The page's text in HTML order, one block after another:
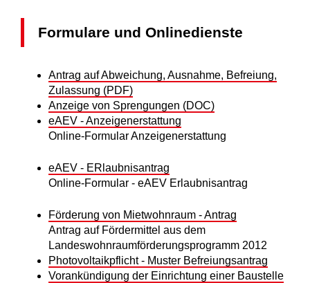
Formulare und Onlinedienste
Antrag auf Abweichung, Ausnahme, Befreiung,
Zulassung (PDF)
Anzeige von Sprengungen (DOC)
eAEV - Anzeigenerstattung
Online-Formular Anzeigenerstattung
eAEV - ERlaubnisantrag
Online-Formular - eAEV Erlaubnisantrag
Förderung von Mietwohnraum - Antrag
Antrag auf Fördermittel aus dem
Landeswohnraumförderungsprogramm 2012
Photovoltaikpflicht - Muster Befreiungsantrag
Vorankündigung der Einrichtung einer Baustelle